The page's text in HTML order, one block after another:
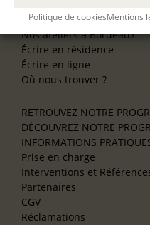
Politique de cookiesMentions
Nos ateliers à Lyon
Nos ateliers à Bordeaux
Écrire en résidence
Écrire en ligne
Où nous trouver ?
RETROUVEZ NOTRE
DÉCOUVREZ NOTRE
INFORMATIONS
Prise en charge
Interventions et
Partenaires
CGV
Réclamations